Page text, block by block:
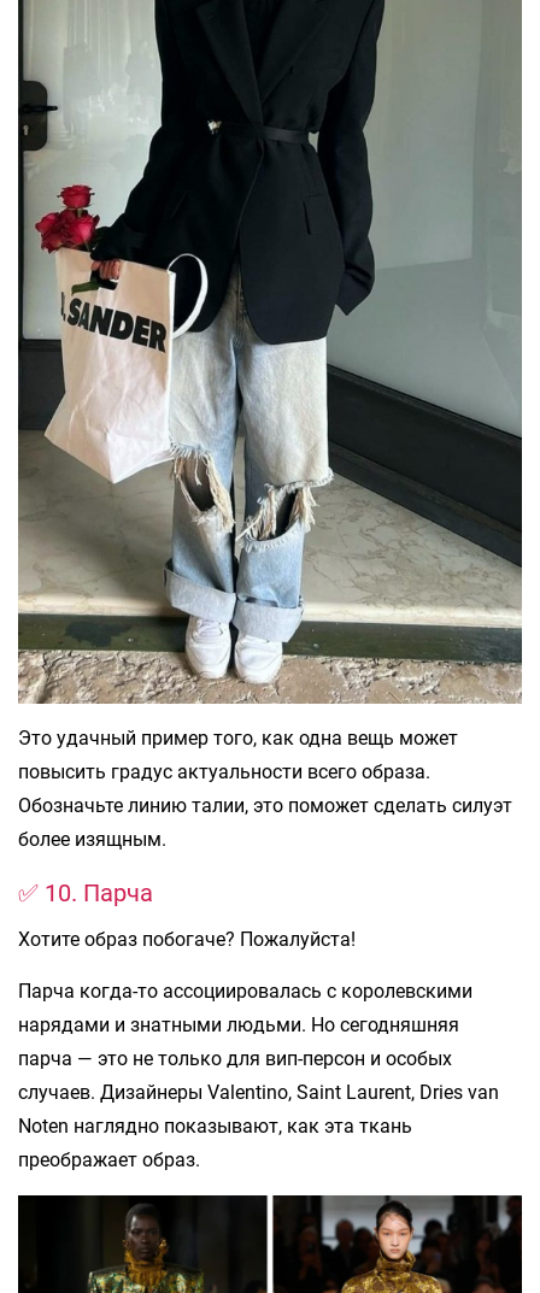
Это удачный пример того, как одна вещь может
повысить градус актуальности всего образа.
Обозначьте линию талии, это поможет сделать силуэт
более изящным.
✅ 10. Парча
Хотите образ побогаче? Пожалуйста!
Парча когда-то ассоциировалась с королевскими
нарядами и знатными людьми. Но сегодняшняя
парча — это не только для вип-персон и особых
случаев. Дизайнеры Valentino, Saint Laurent, Dries van
Noten наглядно показывают, как эта ткань
преображает образ.